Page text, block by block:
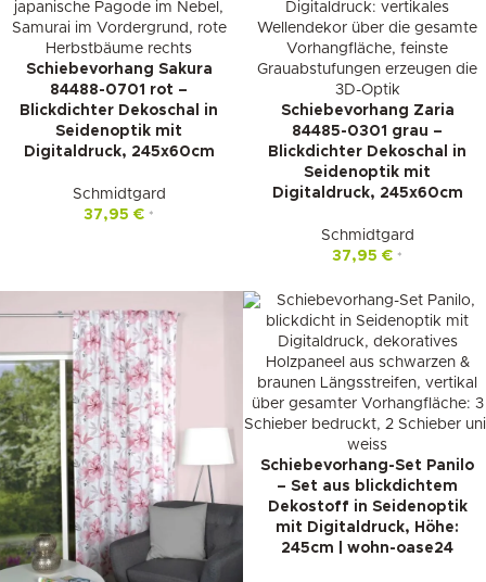
Schiebevorhang Sakura
84488-0701 rot –
Blickdichter Dekoschal in
Seidenoptik mit
Digitaldruck, 245x60cm
Schmidtgard
37,95 € *
Schiebevorhang Zaria
84485-0301 grau –
Blickdichter Dekoschal in
Seidenoptik mit
Digitaldruck, 245x60cm
Schmidtgard
37,95 € *
Schiebevorhang-Set Panilo
– Set aus blickdichtem
Dekostoff in Seidenoptik
mit Digitaldruck, Höhe:
245cm | wohn-oase24